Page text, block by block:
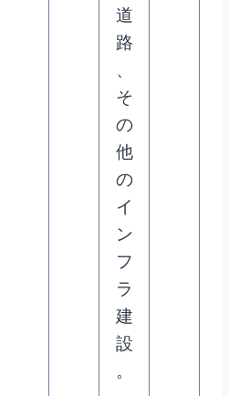
道
路
、
そ
の
他
の
イ
ン
フ
ラ
建
設
。